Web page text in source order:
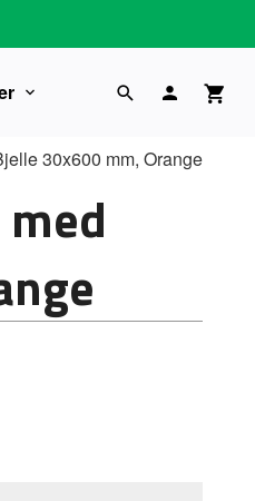
30x600 mm, Orange